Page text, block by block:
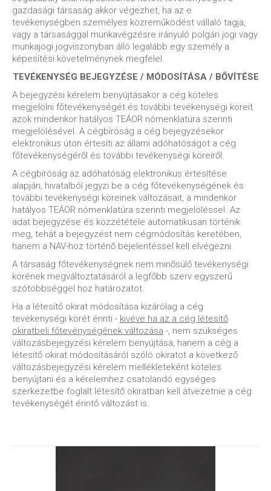
gazdasági társaság akkor végezhet, ha az e
tevékenységben személyes közreműködést vállaló tagja,
vagy a társasággal munkavégzésre irányuló polgári jogi vagy
munkajogi jogviszonyban álló legalább egy személy a
képesítési követelménynek megfelel.
TEVÉKENYSÉG BEJEGYZÉSE / MÓDOSÍTÁSA / BŐVÍTÉSE
A bejegyzési kérelem benyújtásakor a cég köteles
megjelölni főtevékenységét és további tevékenységi köreit
azok mindenkor hatályos TEÁOR nómenklatúra szerinti
megjelölésével. A cégbíróság a cég bejegyzésekor
elektronikus úton értesíti az állami adóhatóságot a cég
főtevékenységéről és további tevékenységi köreiről.
A cégbíróság az adóhatóság elektronikus értesítése
alapján, hivatalból jegyzi be a cég főtevékenységének és
további tevékenységi köreinek változásait, a mindenkor
hatályos TEÁOR nómenklatúra szerinti megjelöléssel. Az
adat bejegyzése és közzététele automatikusan történik
meg, tehát a bejegyzést nem cégmódosítás keretében,
hanem a NAV-hoz történő bejelentéssel kell elvégezni.
A társaság főtevékenységnek nem minősülő tevékenységi
körének megváltoztatásáról a legfőbb szerv egyszerű
szótöbbséggel hoz határozatot.
Ha a létesítő okirat módosítása kizárólag a cég
tevékenységi körét érinti - kivéve ha az a cég létesítő
okiratbeli főtevénységének változása -, nem szükséges
változásbejegyzési kérelem benyújtása, hanem a cég a
létesítő okirat módosításáról szóló okiratot a következő
változásbejegyzési kérelem mellékleteként köteles
benyújtani és a kérelemhez csatolandó egységes
szerkezetbe foglalt létesítő okiratban kell átvezetnie a cég
tevékenységét érintő változást is.